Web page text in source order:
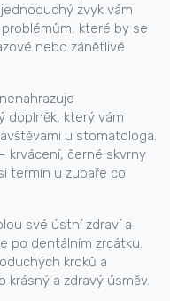
zvyk vám
které by se
nebo zánětlivé
doplněk, který vám
u stomatologa.
krvácení, černé skvrny
termín u zubaře co
své ústní zdraví a
po dentálním zrcátku.
kroků a
krásný a zdravý úsměv.